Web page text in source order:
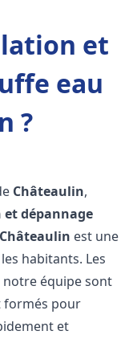
et
eau
?
Châteaulin,
dépannage
Châteaulin est une
habitants. Les
équipe sont
formés pour
et